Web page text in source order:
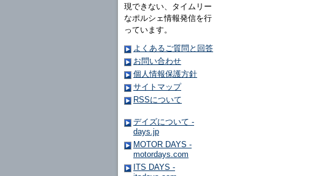
現できない、タイムリー
なポルシェ情報発信を行
っています。
よくあるご質問と回答
お問い合わせ
個人情報保護方針
サイトマップ
RSSについて
デイズについて -
days.jp
MOTOR DAYS -
motordays.com
ITS DAYS -